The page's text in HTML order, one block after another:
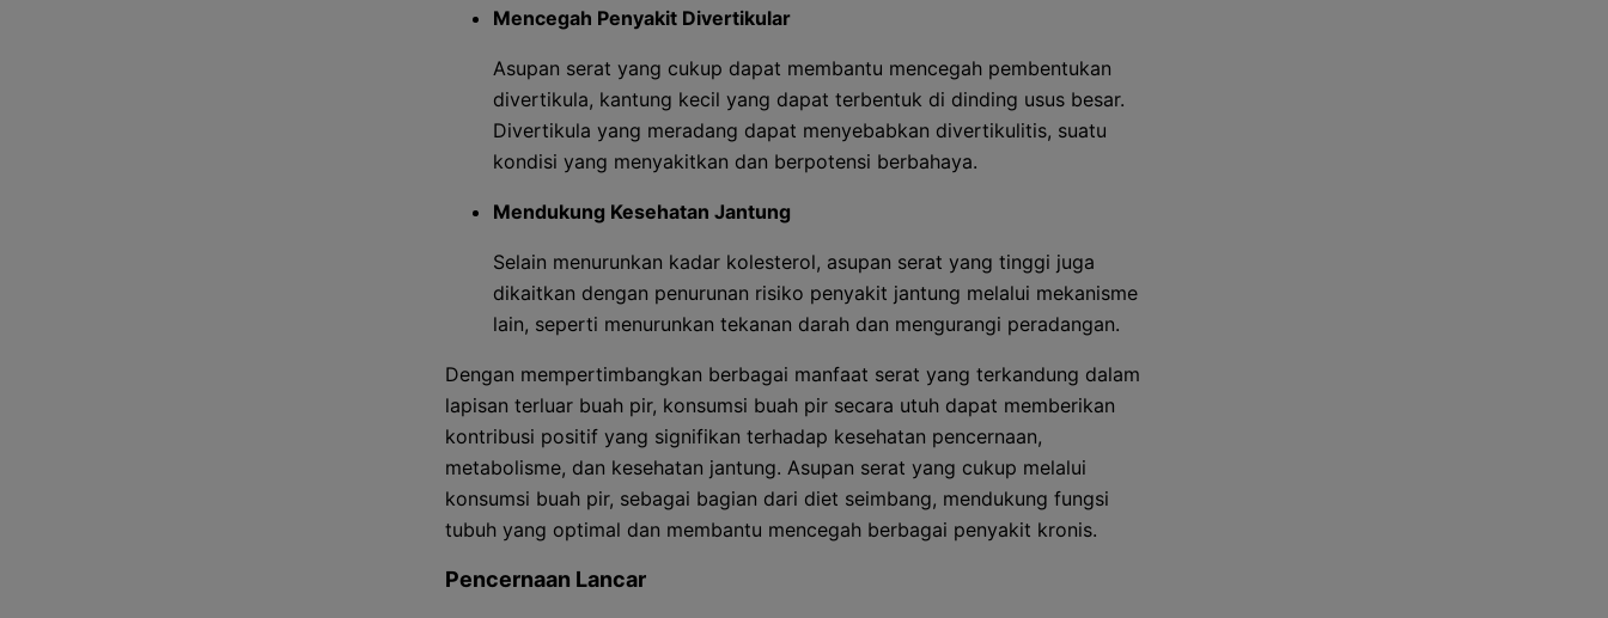
Mencegah Penyakit Divertikular
Asupan serat yang cukup dapat membantu mencegah pembentukan
divertikula, kantung kecil yang dapat terbentuk di dinding usus besar.
Divertikula yang meradang dapat menyebabkan divertikulitis, suatu
kondisi yang menyakitkan dan berpotensi berbahaya.
Mendukung Kesehatan Jantung
Selain menurunkan kadar kolesterol, asupan serat yang tinggi juga
dikaitkan dengan penurunan risiko penyakit jantung melalui mekanisme
lain, seperti menurunkan tekanan darah dan mengurangi peradangan.
Dengan mempertimbangkan berbagai manfaat serat yang terkandung dalam
lapisan terluar buah pir, konsumsi buah pir secara utuh dapat memberikan
kontribusi positif yang signifikan terhadap kesehatan pencernaan,
metabolisme, dan kesehatan jantung. Asupan serat yang cukup melalui
konsumsi buah pir, sebagai bagian dari diet seimbang, mendukung fungsi
tubuh yang optimal dan membantu mencegah berbagai penyakit kronis.
Pencernaan Lancar